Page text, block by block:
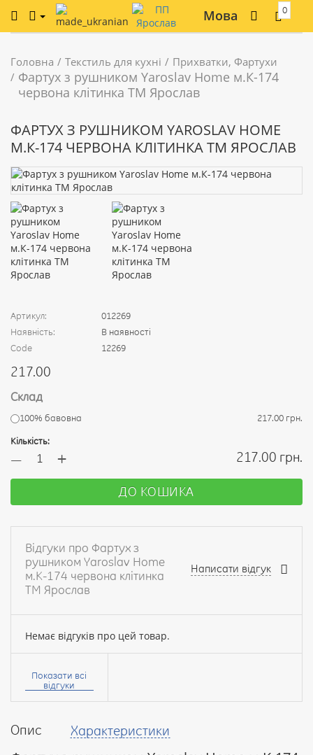
Мова 0
Головна Текстиль для кухні Прихватки, Фартухи
Фартух з рушником Yaroslav Home м.К-174
червона клітинка ТМ Ярослав
Опис Характеристики
ФАРТУХ З РУШНИКОМ YAROSLAV HOME
М.К-174 ЧЕРВОНА КЛІТИНКА ТМ ЯРОСЛАВ
Артикул:
012269
Наявність:
В наявності
Code
12269
217.00
Склад
100% бавовна 217.00 грн.
Кількість:
— + 217.00 грн.
ДО КОШИКА
Відгуки про Фартух з
рушником Yaroslav Home
м.К-174 червона клітинка
ТМ Ярослав
Написати відгук
Немає відгуків про цей товар.
Ваше
Ваш
Показати всі
відгуки